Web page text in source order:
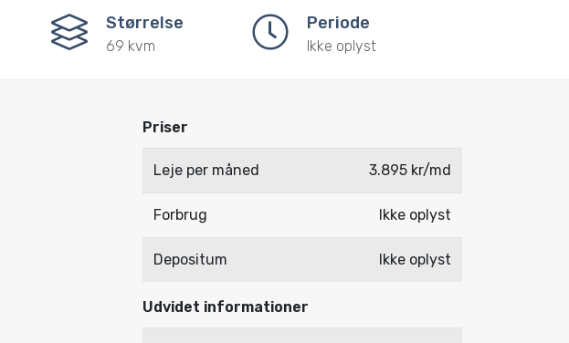
Størrelse
69 kvm
Periode
Ikke oplyst
Priser
Leje per måned 3.895 kr/md
Forbrug Ikke oplyst
Depositum Ikke oplyst
Udvidet informationer